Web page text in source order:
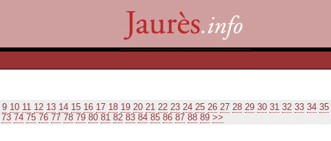
9 10 11 12 13 14 15 16 17 18 19 20 21 22 23 24 25 26 27 28 29 30 31 32 33 34 35
73 74 75 76 77 78 79 80 81 82 83 84 85 86 87 88 89 >>